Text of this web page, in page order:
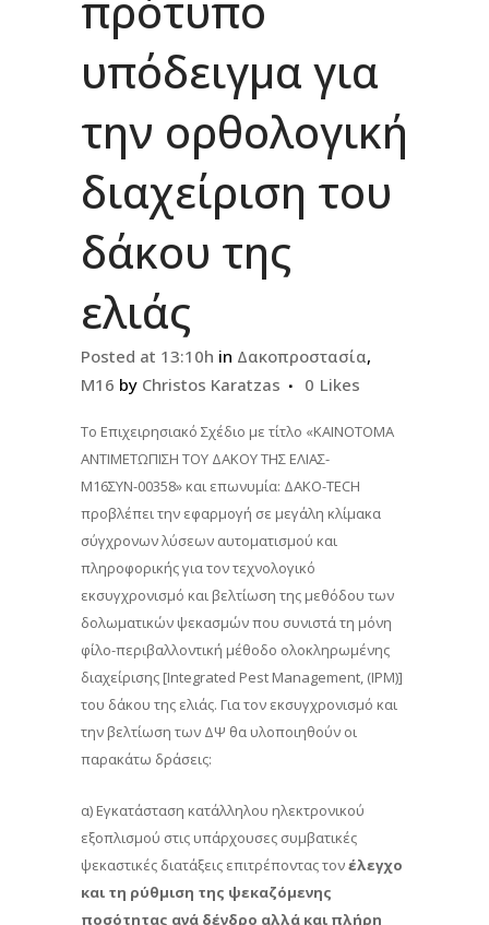
υπόδειγμα για
την ορθολογική
διαχείριση του
δάκου της
ελιάς
Posted at 13:10h in Δακοπροστασία,
Μ16 by Christos Karatzas 0 Likes
Το Επιχειρησιακό Σχέδιο με τίτλο «ΚΑΙΝΟΤΟΜΑ
ΑΝΤΙΜΕΤΩΠΙΣΗ ΤΟΥ ΔΑΚΟΥ ΤΗΣ ΕΛΙΑΣ-
Μ16ΣΥΝ-00358» και επωνυμία: ΔAΚΟ-TECH
προβλέπει την εφαρμογή σε μεγάλη κλίμακα
σύγχρονων λύσεων αυτοματισμού και
πληροφορικής για τον τεχνολογικό
εκσυγχρονισμό και βελτίωση της μεθόδου των
δολωματικών ψεκασμών που συνιστά τη μόνη
φίλο-περιβαλλοντική μέθοδο ολοκληρωμένης
διαχείρισης [Integrated Pest Management, (IPM)]
του δάκου της ελιάς. Για τον εκσυγχρονισμό και
την βελτίωση των ΔΨ θα υλοποιηθούν οι
παρακάτω δράσεις:
α) Εγκατάσταση κατάλληλου ηλεκτρονικού
εξοπλισμού στις υπάρχουσες συμβατικές
ψεκαστικές διατάξεις επιτρέποντας τονέλεγχο
και τη ρύθμιση της ψεκαζόμενης
ποσότητας ανά δένδρο αλλά και πλήρη